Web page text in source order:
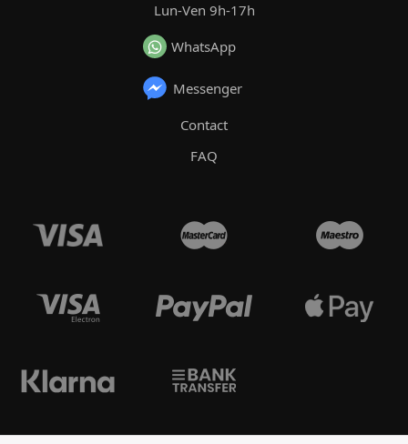
Lun-Ven 9h-17h
WhatsApp
Messenger
Contact
FAQ